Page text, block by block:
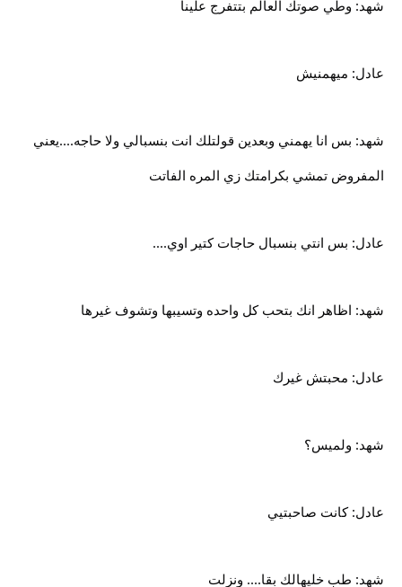
شهد: وطي صوتك العالم بتتفرج علينا
عادل: ميهمنيش
شهد: بس انا يهمني وبعدين قولتلك انت بنسبالي ولا حاجه....يعني
المفروض تمشي بكرامتك زي المره الفاتت
عادل: بس انتي بنسبال حاجات كتير اوي....
شهد: اظاهر انك بتحب كل واحده وتسيبها وتشوف غيرها
عادل: محبتش غيرك
شهد: ولميس؟
عادل: كانت صاحبتيي
شهد: طب خليهالك بقا.... ونزلت